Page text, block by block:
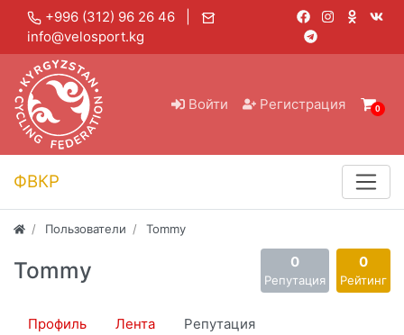
+996 (312) 96 26 46 |
info@velosport.kg
Войти Регистрация 0
ФВКР
Пользователи Tommy
Tommy 0
Репутация
0
Рейтинг
Профиль Лента Репутация